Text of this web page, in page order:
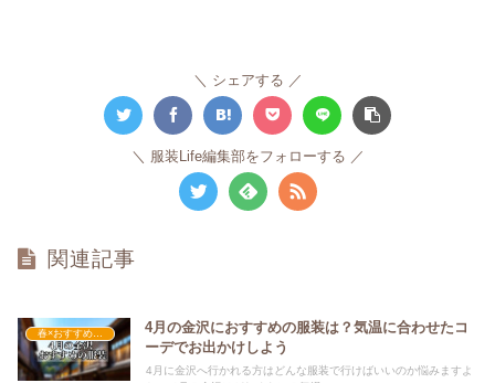
シェアする
服装Life編集部をフォローする
関連記事
4月の金沢におすすめの服装は？気温に合わせたコ
ーデでお出かけしよう
4月に金沢へ行かれる方はどんな服装で行けばいいのか悩みますよ